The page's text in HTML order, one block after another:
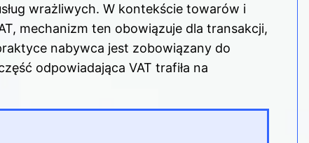
wrażliwych. W kontekście towarów i
, mechanizm ten obowiązuje dla transakcji,
nabywca jest zobowiązany do
odpowiadająca VAT trafiła na